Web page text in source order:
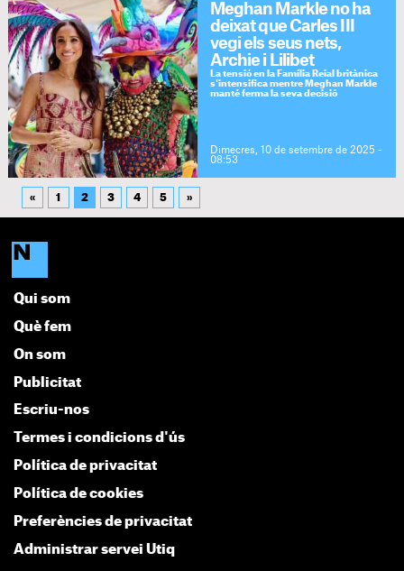
Meghan Markle no ha
deixat que Carles III
vegi els seus nets,
Archie i Lilibet
La tensió en la Família Reial britànica
s'intensifica mentre Meghan Markle
manté ferma la seva decisió
Dimecres, 10 de setembre de 2025 -
08:53
« 1 2 3 4 5 »
Qui som
Què fem
On som
Publicitat
Escriu-nos
Termes i condicions d'ús
Política de privacitat
Política de cookies
Preferències de privacitat
Administrar servei Utiq